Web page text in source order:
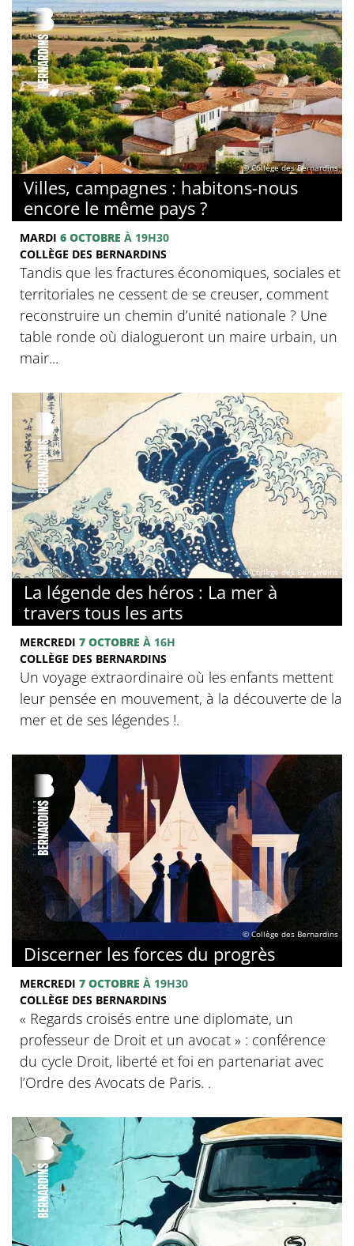
© Collège des Bernardins
Villes, campagnes : habitons-nous
encore le même pays ?
MARDI 6 OCTOBRE À 19H30
COLLÈGE DES BERNARDINS
Tandis que les fractures économiques, sociales et
territoriales ne cessent de se creuser, comment
reconstruire un chemin d’unité nationale ? Une
table ronde où dialogueront un maire urbain, un
mair...
© Collège des Bernardins
La légende des héros : La mer à
travers tous les arts
MERCREDI 7 OCTOBRE À 16H
COLLÈGE DES BERNARDINS
Un voyage extraordinaire où les enfants mettent
leur pensée en mouvement, à la découverte de la
mer et de ses légendes !.
© Collège des Bernardins
Discerner les forces du progrès
MERCREDI 7 OCTOBRE À 19H30
COLLÈGE DES BERNARDINS
‍« Regards croisés entre une diplomate, un
professeur de Droit et un avocat » : conférence
du cycle Droit, liberté et foi en partenariat avec
l’Ordre des Avocats de Paris. .